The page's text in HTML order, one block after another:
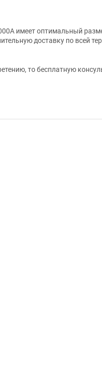
имеет оптимальный
доставку по всей
то бесплатную